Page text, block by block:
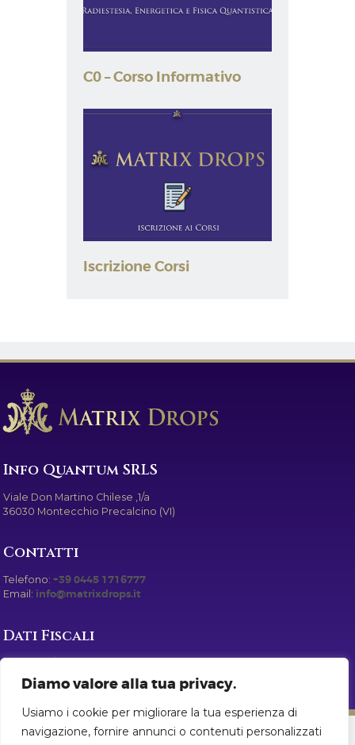
Diamo valore alla tua privacy.
Usiamo i cookie per migliorare la tua esperienza di
navigazione, fornire annunci o contenuti personalizzati
C0 – Corso Informativo
Iscrizione Corsi
Info Quantum SRLS
Viale Don Martino Chilese ,1/a
36030 Montecchio Precalcino (VI)
Contatti
Telefono: +39 0445 1716777
Email: info@matrixdrops.it
Dati Fiscali
Iscr. Reg. Impr. VI: IT04186810240
© Matrix Drops Italy 2026.PRIVACY